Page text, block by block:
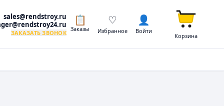
sales@rendstroy.ru
ЗАКАЗАТЬ ЗВОНОК
📋
Заказы
♡
Избранное
👤
Войти
Корзина